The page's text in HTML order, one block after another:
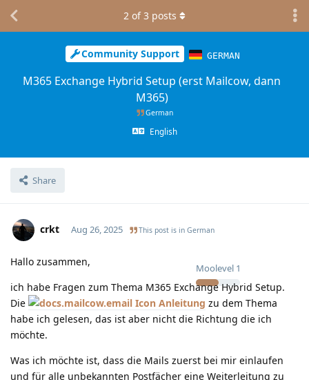
Community Support GERMAN
M365 Exchange Hybrid Setup (erst Mailcow, dann
M365)
German
English
Share
2 of3 posts
crkt
Moolevel 1
Aug 26, 2025 This post is in German
Hallo zusammen,
ich habe Fragen zum Thema M365 Exchange Hybrid Setup.
Die
Anleitung zu dem Thema
habe ich gelesen, das ist aber nicht die Richtung die ich
möchte.
Was ich möchte ist, dass die Mails zuerst bei mir einlaufen
und für alle unbekannten Postfächer eine Weiterleitung zu